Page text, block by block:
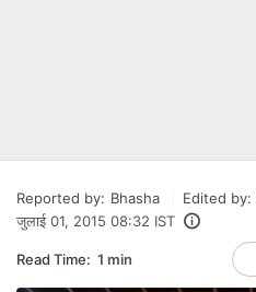
Reported by: Bhasha Edited by:
जुलाई 01, 2015 08:32 IST
Read Time: 1 min